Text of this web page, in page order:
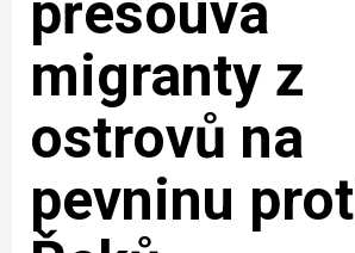
migranty z
ostrovů na
pevninu